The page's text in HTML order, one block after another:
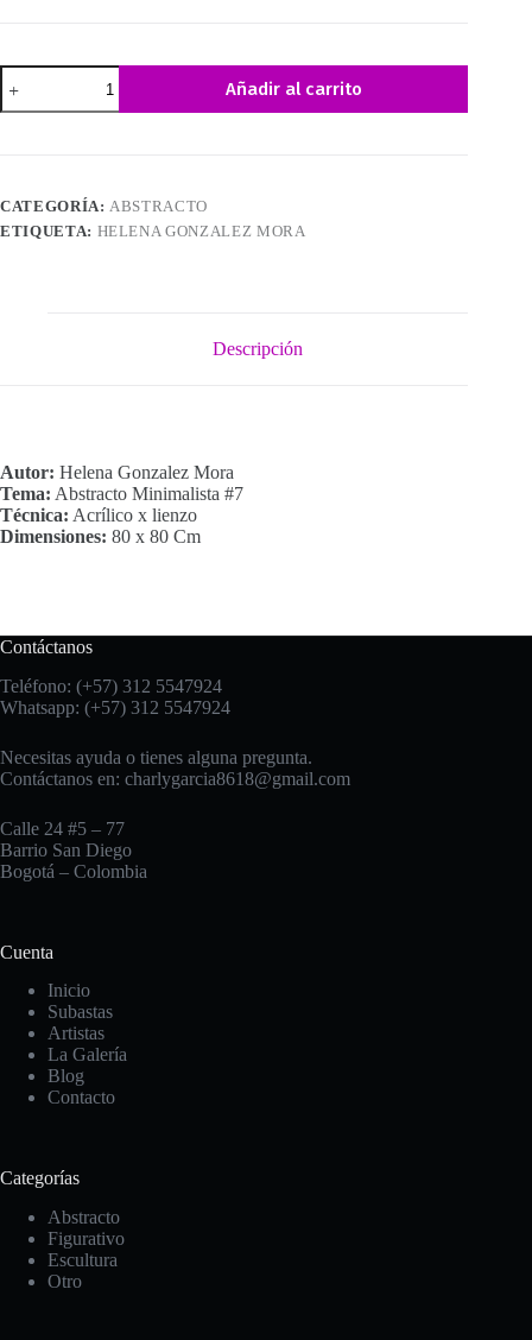
Abstracto
Minimalista
#7
Añadir al carrito
CATEGORÍA:ABSTRACTO
ETIQUETA: HELENA GONZALEZ MORA
Descripción
Autor: Helena Gonzalez Mora
Tema: Abstracto Minimalista #7
Técnica: Acrílico x lienzo
Dimensiones: 80 x 80 Cm
Contáctanos
Teléfono: (+57) 312 5547924
Whatsapp: (+57) 312 5547924
Necesitas ayuda o tienes alguna pregunta.
Contáctanos en: charlygarcia8618@gmail.com
Calle 24 #5 – 77
Barrio San Diego
Bogotá – Colombia
Cuenta
Inicio
Subastas
Artistas
La Galería
Blog
Contacto
Categorías
Abstracto
Figurativo
Escultura
Otro